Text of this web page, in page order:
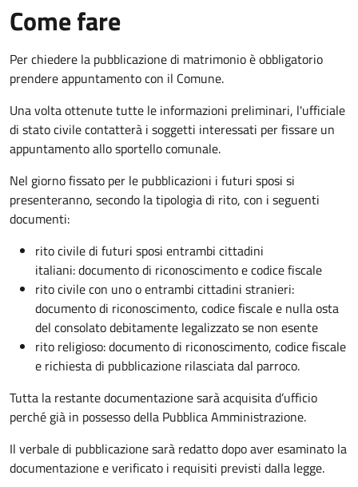
Come fare
Per chiedere la pubblicazione di matrimonio è obbligatorio
prendere appuntamento con il Comune.
Una volta ottenute tutte le informazioni preliminari, l'ufficiale
di stato civile contatterà i soggetti interessati per fissare un
appuntamento allo sportello comunale.
Nel giorno fissato per le pubblicazioni i futuri sposi si
presenteranno, secondo la tipologia di rito, con i seguenti
documenti:
rito civile di futuri sposi entrambi cittadini
italiani: documento di riconoscimento e codice fiscale
rito civile con uno o entrambi cittadini stranieri:
documento di riconoscimento, codice fiscale e nulla osta
del consolato debitamente legalizzato se non esente
rito religioso: documento di riconoscimento, codice fiscale
e richiesta di pubblicazione rilasciata dal parroco.
Tutta la restante documentazione sarà acquisita d’ufficio
perché già in possesso della Pubblica Amministrazione.
Il verbale di pubblicazione sarà redatto dopo aver esaminato la
documentazione e verificato i requisiti previsti dalla legge.